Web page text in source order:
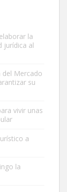
la
jurídica al
del Mercado
su
vivir unas
a
la